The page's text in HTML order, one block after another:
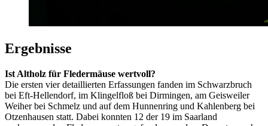
Ergebnisse
Ist Altholz für Fledermäuse wertvoll?
Die ersten vier detaillierten Erfassungen fanden im Schwarzbruch
bei Eft-Hellendorf, im Klingelfloß bei Dirmingen, am Geisweiler
Weiher bei Schmelz und auf dem Hunnenring und Kahlenberg bei
Otzenhausen statt. Dabei konnten 12 der 19 im Saarland